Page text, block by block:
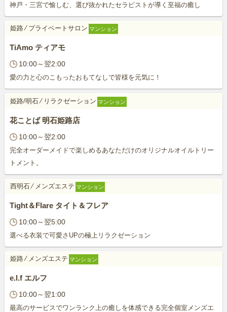
神戸・三宮で愉しむ、選び抜かれたセラピストが導く至福の癒し
姫路⁄ プライベートサロン マンション
TiAmo ティアモ
10:00～翌2:00
愛の力と心のこもったおもてなしで皆様を元気に！
姫路/明石⁄ リラクゼーション マンション
花ことば 明石姫路店
10:00～翌2:00
完全オーダーメイドで楽しめるあなただけのオリジナルオイルトリー
トメント。
西明石⁄ メンズエステ マンション
Tight＆Flare タイト＆フレア
10:00～翌5:00
選べる衣装で可愛さUPの極上リラクゼーション
姫路⁄ メンズエステ マンション
e.l.f エルフ
10:00～翌1:00
最高のサービスでワンランク上の癒しを体感できる完全個室メンズエ